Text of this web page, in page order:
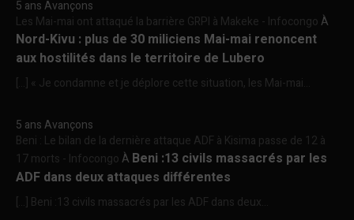
5 ans Avançons
Les Mai-mai ont attaqué la barrière GRPI à Makeke - InfocongoÀ
Nord-Kivu : plus de 30 miliciens Mai-mai renoncent
aux hostilités dans le territoire de Lubero
[…] « Je condamne et je déplore cette situation, les Mai-mai...
5 ans Avançons
Beni : Le bilan de la dernière attaque ADF à Kisima passe de 12 à
17 morts - InfocongoÀ Beni :13 civils massacrés par les
ADF dans deux attaques différentes
[…] Beni :13 civils massacrés par les ADF dans deux...